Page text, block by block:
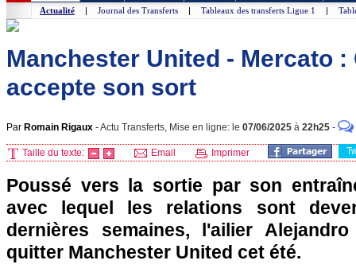
Actualité | Journal des Transferts | Tableaux des transferts Ligue 1 |
Manchester United - Mercato :
accepte son sort
Par Romain Rigaux -Actu Transferts, Mise en ligne: le 07/06/2025 à 22h25 -
Taille du texte: Email Imprimer
Poussé vers la sortie par son
avec lequel les relations sont
dernières semaines, l'ailier
quitter Manchester United cet été.